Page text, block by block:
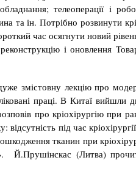
телеоперації і
та ін. Потрібно розвинути
час осягнути новий
і оновлення
змістовну лекцію про
праці. В Китаї вийшли
про кріохірургію при
відсутність під час
тканин при
Й.Прушінскас (Литва)